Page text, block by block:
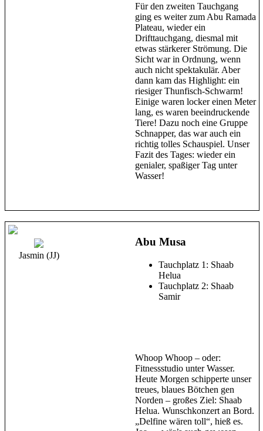
Für den zweiten Tauchgang
ging es weiter zum Abu Ramada
Plateau, wieder ein
Drifttauchgang, diesmal mit
etwas stärkerer Strömung. Die
Sicht war in Ordnung, wenn
auch nicht spektakulär. Aber
dann kam das Highlight: ein
riesiger Thunfisch-Schwarm!
Einige waren locker einen Meter
lang, es waren beeindruckende
Tiere! Dazu noch eine Gruppe
Schnapper, das war auch ein
richtig tolles Schauspiel. Unser
Fazit des Tages: wieder ein
genialer, spaßiger Tag unter
Wasser!
Jasmin (JJ)
Abu Musa
Tauchplatz 1: Shaab
Helua
Tauchplatz 2: Shaab
Samir
Whoop Whoop – oder:
Fitnessstudio unter Wasser.
Heute Morgen schipperte unser
treues, blaues Bötchen gen
Norden – großes Ziel: Shaab
Helua. Wunschkonzert an Bord.
„Delfine wären toll“, hieß es.